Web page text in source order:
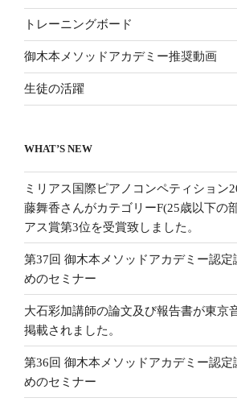
トレーニングボード
御木本メソッドアカデミー推奨動画
生徒の活躍
WHAT’S NEW
ミリアス国際ピアノコンペティション
藤舞香さんがカテゴリーF(25歳以下の
アス賞第3位を受賞致しました。
第37回 御木本メソッドアカデミー認定
めのセミナー
大石彩加講師の論文及び報告書が東京
掲載されました。
第36回 御木本メソッドアカデミー認定
めのセミナー